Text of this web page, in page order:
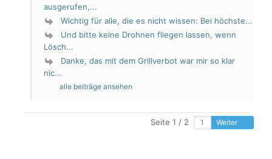
ausgerufen,...
Wichtig für alle, die es nicht wissen: Bei höchste...
Und bitte keine Drohnen fliegen lassen, wenn
Lösch...
Danke, das mit dem Grillverbot war mir so klar
nic...
alle beiträge ansehen
Seite 1 / 2 Weiter